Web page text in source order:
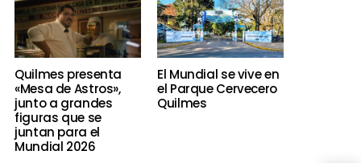
Quilmes presenta
«Mesa de Astros»,
junto a grandes
figuras que se
juntan para el
Mundial 2026
El Mundial se vive en
el Parque Cervecero
Quilmes